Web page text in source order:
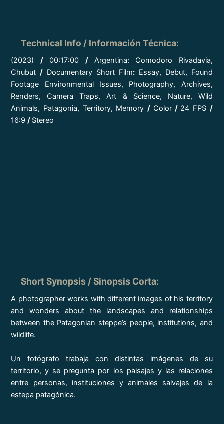
Technical Info / Información Técnica:
(2023) /00:17:00 /Argentina: Comodoro Rivadavia,
Chubut/ Documentary Short Film:Essay, Debut, Found
Footage Environmental Issues, Photography, Archives,
Renders, Camera Traps, Art & Science, Nature, Wild
Animals, Patagonia, Territory, Memory /Color / 24 FPS /
16:9/ Stereo
Short Synopsis / Sinopsis Corta:
A photographer works with different images of his territory
and wonders about the landscapes and relationships
between the Patagonian steppe’s people, institutions, and
wildlife.
Un fotógrafo trabaja con distintas imágenes de su
territorio, y se pregunta por los paisajes y las relaciones
entre personas, instituciones y animales salvajes de la
estepa patagónica.